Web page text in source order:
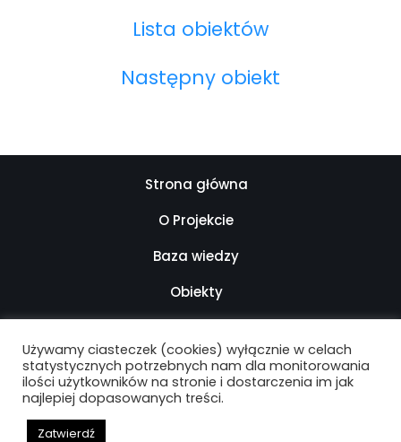
Lista obiektów
Następny obiekt
Strona główna
O Projekcie
Baza wiedzy
Obiekty
Mapa strony
Deklaracja dostępności
Używamy ciasteczek (cookies) wyłącznie w celach
statystycznych potrzebnych nam dla monitorowania
ilości użytkowników na stronie i dostarczenia im jak
najlepiej dopasowanych treści.
Zatwierdź